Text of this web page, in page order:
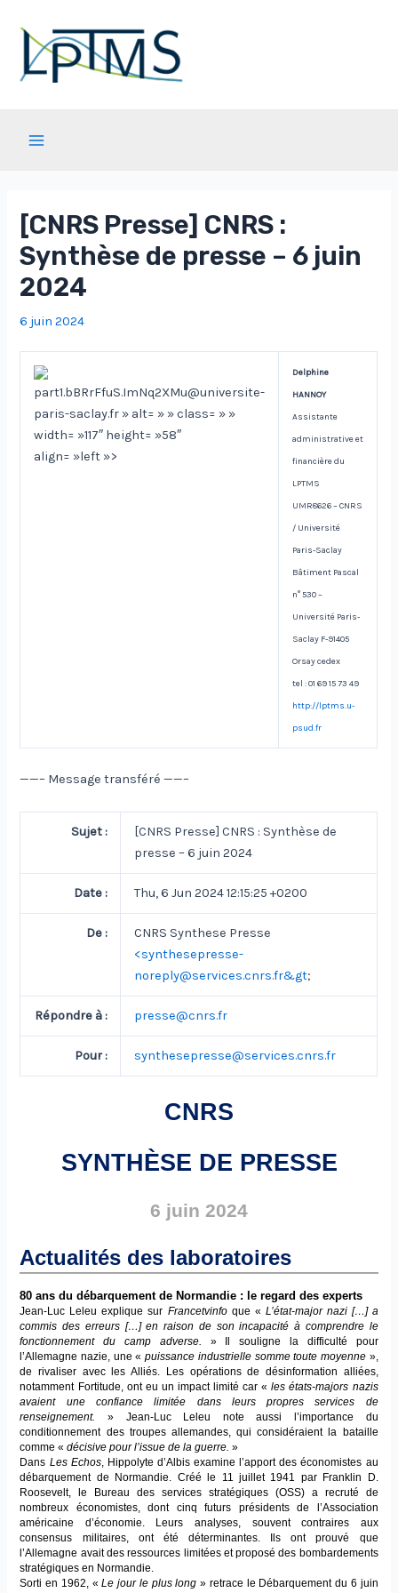
contenu
[CNRS Presse] CNRS :
Synthèse de presse – 6 juin
2024
6 juin 2024
part1.bBRrFfuS.ImNq2XMu@universite-
paris-saclay.fr » alt= » » class= » »
width= »117″ height= »58″
align= »left »>
Delphine
HANNOY
Assistante
administrative et
financière du
LPTMS
UMR8626 – CNRS
/ Université
Paris-Saclay
Bâtiment Pascal
n° 530 –
Université Paris-
Saclay F-91405
Orsay cedex
tel : 01 69 15 73 49
http://lptms.u-
psud.fr
——– Message transféré ——–
Sujet :
[CNRS Presse] CNRS : Synthèse de
presse – 6 juin 2024
Date : Thu, 6 Jun 2024 12:15:25 +0200
De :
CNRS Synthese Presse
<synthesepresse-
noreply@services.cnrs.fr&gt;
Répondre à : presse@cnrs.fr
Pour : synthesepresse@services.cnrs.fr
CNRS
SYNTHÈSE DE PRESSE
6 juin 2024
Actualités des laboratoires
80 ans du débarquement de Normandie : le regard des experts
Jean-Luc Leleu explique sur Francetvinfoque « L’état-major nazi […] a
commis des erreurs […] en raison de son incapacité à comprendre le
fonctionnement du camp adverse. » Il souligne la difficulté pour
l’Allemagne nazie, une « puissance industrielle somme toute moyenne »,
de rivaliser avec les Alliés. Les opérations de désinformation alliées,
notamment Fortitude, ont eu un impact limité car « les états-majors nazis
avaient une confiance limitée dans leurs propres services de
renseignement.» Jean-Luc Leleu note aussi l’importance du
conditionnement des troupes allemandes, qui considéraient la bataille
comme « décisive pour l’issue de la guerre.»
Dans Les Echos, Hippolyte d’Albis examine l’apport des économistes au
débarquement de Normandie. Créé le 11 juillet 1941 par Franklin D.
Roosevelt, le Bureau des services stratégiques (OSS) a recruté de
nombreux économistes, dont cinq futurs présidents de l’Association
américaine d’économie. Leurs analyses, souvent contraires aux
consensus militaires, ont été déterminantes. Ils ont prouvé que
l’Allemagne avait des ressources limitées et proposé des bombardements
stratégiques en Normandie.
Sorti en 1962, « Le jour le plus long» retrace le Débarquement du 6 juin